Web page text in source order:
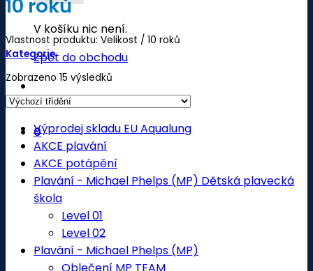
V košíku nic není.
Zpět do obchodu
0
10 roků
Vlastnost produktu: Velikost / 10 roků
Kategorie
Zobrazeno 15 výsledků
Výprodej skladu EU Aqualung
AKCE plavání
AKCE potápění
Plavání - Michael Phelps (MP) Dětská plavecká
škola
Level 01
Level 02
Plavání - Michael Phelps (MP)
Oblečení MP TEAM